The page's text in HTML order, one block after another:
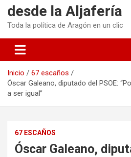
desde la Aljafería
Toda la política de Aragón en un clic
Inicio
67 escaños
Óscar Galeano, diputado del PSOE:
a ser igual”
67 ESCAÑOS
Óscar Galeano,